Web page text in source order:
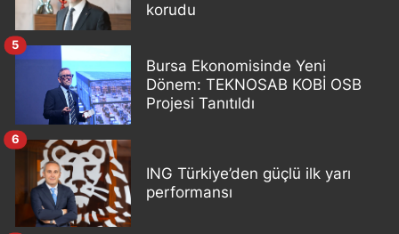
korudu
Bursa Ekonomisinde Yeni
Dönem: TEKNOSAB KOBİ OSB
Projesi Tanıtıldı
5
ING Türkiye’den güçlü ilk yarı
performansı
6